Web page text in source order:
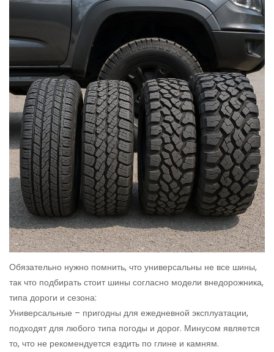
Обязательно нужно помнить, что универсальны не все шины,
так что подбирать стоит шины согласно модели внедорожника,
типа дороги и сезона:
Универсальные – пригодны для ежедневной эксплуатации,
подходят для любого типа погоды и дорог. Минусом является
то, что не рекомендуется ездить по глине и камням.